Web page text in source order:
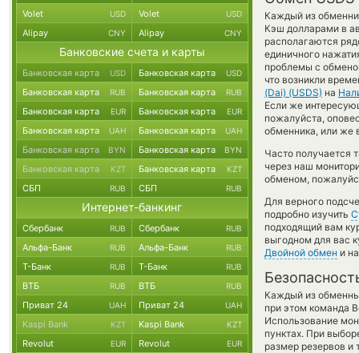
Каждый из
Кэш долларами в
располагаются
единичного
проблемы с
что возникли
(Dai) (USDS) на
Если же
пожалуйста,
обменника, или же
Часто получается
через наш
обменом,
Для верного
подробно изучить
подходящий вам
выгодном для вас
Двойной обмен и
Каждый из
при этом команда
Использование
пунктах. При
размер резервов и
Volet USD Volet USD
Alipay CNY Alipay CNY
Банковские счета и карты
Банковская карта USD Банковская карта USD
Банковская карта RUB Банковская карта RUB
Банковская карта EUR Банковская карта EUR
Банковская карта UAH Банковская карта UAH
Банковская карта BYN Банковская карта BYN
Банковская карта KZT Банковская карта KZT
СБП RUB СБП RUB
Интернет-банкинг
Сбербанк RUB Сбербанк RUB
Альфа-Банк RUB Альфа-Банк RUB
Т-Банк RUB Т-Банк RUB
ВТБ RUB ВТБ RUB
Приват 24 UAH Приват 24 UAH
Kaspi Bank KZT Kaspi Bank KZT
Revolut EUR Revolut EUR